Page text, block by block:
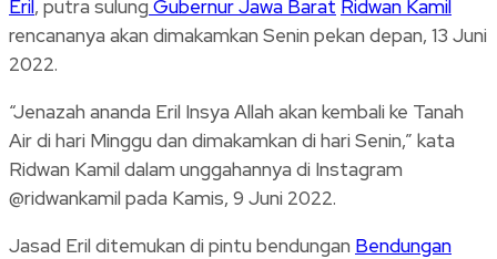
Eril, putra sulung Gubernur Jawa Barat Ridwan Kamil
rencananya akan dimakamkan Senin pekan depan, 13 Juni
2022.
“Jenazah ananda Eril Insya Allah akan kembali ke Tanah
Air di hari Minggu dan dimakamkan di hari Senin,” kata
Ridwan Kamil dalam unggahannya di Instagram
@ridwankamil pada Kamis, 9 Juni 2022.
Jasad Eril ditemukan di pintu bendungan Bendungan